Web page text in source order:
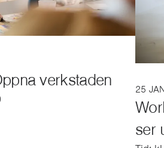
verkstaden 25
ser